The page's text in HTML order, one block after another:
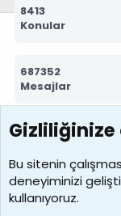
8413
Konular
687352
Mesajlar
7392
Kullanıcılar
Son üye
Bu sitenin
deneyiminizi
kullanıyoruz.